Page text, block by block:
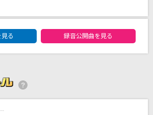
ハルカのテーマ～
る 録音公開曲を見る